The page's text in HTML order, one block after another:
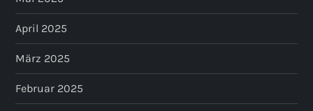
April 2025
März 2025
Februar 2025